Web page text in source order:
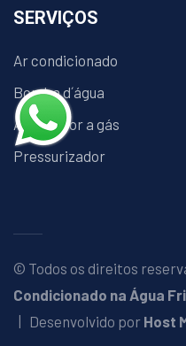
SERVIÇOS
Ar condicionado
Bomba d´água
Aquecedor a gás
Pressurizador
© Todos os direitos
Condicionado na Água
| Desenvolvido por Host